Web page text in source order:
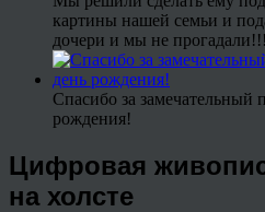
картины нашей семьи и
дочери и мы не прогадали!!!
Спасибо за замечательный
рождения!
Цифровая
на холсте